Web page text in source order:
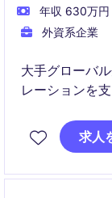
年収 630万
外資系企業
大手グローバ
レーションを
給与計算、労
業務に携わり
求人